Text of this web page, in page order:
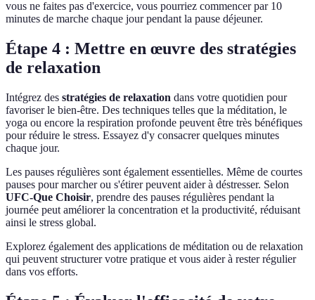
vous ne faites pas d'exercice, vous pourriez commencer par 10
minutes de marche chaque jour pendant la pause déjeuner.
Étape 4 : Mettre en œuvre des stratégies
de relaxation
Intégrez des stratégies de relaxation dans votre quotidien pour
favoriser le bien-être. Des techniques telles que la méditation, le
yoga ou encore la respiration profonde peuvent être très bénéfiques
pour réduire le stress. Essayez d'y consacrer quelques minutes
chaque jour.
Les pauses régulières sont également essentielles. Même de courtes
pauses pour marcher ou s'étirer peuvent aider à déstresser. Selon
UFC-Que Choisir, prendre des pauses régulières pendant la
journée peut améliorer la concentration et la productivité, réduisant
ainsi le stress global.
Explorez également des applications de méditation ou de relaxation
qui peuvent structurer votre pratique et vous aider à rester régulier
dans vos efforts.